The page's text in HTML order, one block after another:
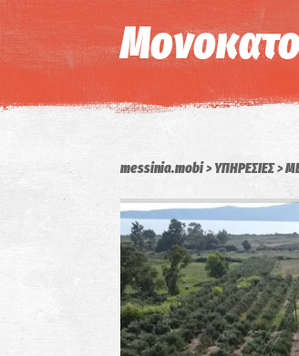
messinia.mobi ΥΠΗΡΕΣΙΕΣ